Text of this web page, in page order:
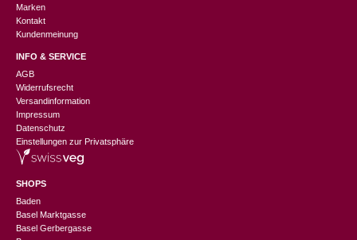
Marken
Kontakt
Kundenmeinung
INFO & SERVICE
AGB
Widerrufsrecht
Versandinformation
Impressum
Datenschutz
Einstellungen zur Privatsphäre
SHOPS
Baden
Basel Marktgasse
Basel Gerbergasse